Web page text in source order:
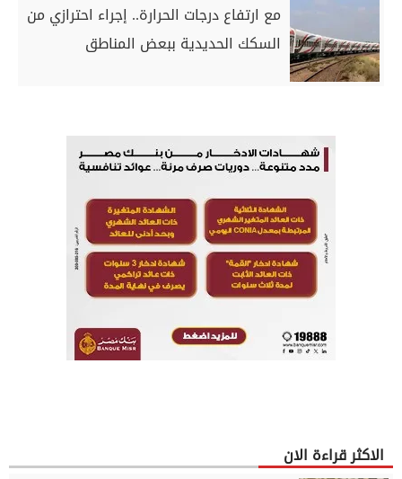
مع ارتفاع درجات الحرارة.. إجراء احترازي من
السكك الحديدية ببعض المناطق
الاكثر قراءة الان